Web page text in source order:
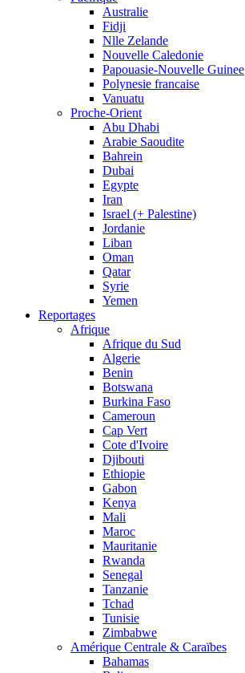
Australie
Fidji
Nlle Zelande
Nouvelle Caledonie
Papouasie-Nouvelle Guinee
Polynesie francaise
Vanuatu
Proche-Orient
Abu Dhabi
Arabie Saoudite
Bahrein
Dubai
Egypte
Iran
Israel (+ Palestine)
Jordanie
Liban
Oman
Qatar
Syrie
Yemen
Reportages
Afrique
Afrique du Sud
Algerie
Benin
Botswana
Burkina Faso
Cameroun
Cap Vert
Cote d'Ivoire
Djibouti
Ethiopie
Gabon
Kenya
Mali
Maroc
Mauritanie
Rwanda
Senegal
Tanzanie
Tchad
Tunisie
Zimbabwe
Amérique Centrale & Caraïbes
Bahamas